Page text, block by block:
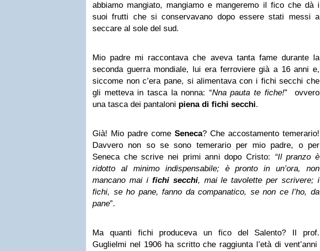
abbiamo mangiato, mangiamo e mangeremo il fico che dà i
suoi frutti che si conservavano dopo essere stati messi a
seccare al sole del sud.
Mio padre mi raccontava che aveva tanta fame durante la
seconda guerra mondiale, lui era ferroviere già a 16 anni e,
siccome non c’era pane, si alimentava con i fichi secchi che
gli metteva in tasca la nonna: “Nna pauta te fiche!” ovvero
una tasca dei pantaloni piena di fichi secchi.
Già! Mio padre come Seneca? Che accostamento temerario!
Davvero non so se sono temerario per mio padre, o per
Seneca che scrive nei primi anni dopo Cristo: “Il pranzo è
ridotto al minimo indispensabile; è pronto in un’ora, non
mancano mai i fichi secchi, mai le tavolette per scrivere; i
fichi, se ho pane, fanno da companatico, se non ce l’ho, da
pane”.
Ma quanti fichi produceva un fico del Salento? Il prof.
Guglielmi nel 1906 ha scritto che raggiunta l’età di vent’anni